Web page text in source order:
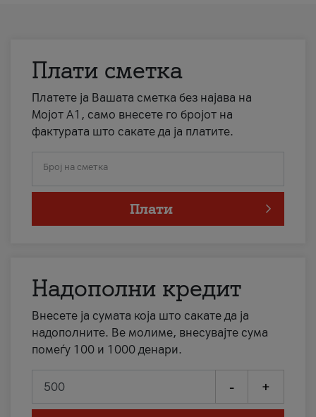
Плати сметка
Платете ја Вашата сметка без најава на
Мојот А1, само внесете го бројот на
фактурата што сакате да ја платите.
Број на сметка
Плати
Надополни кредит
Внесете ја сумата која што сакате да ја
надополните. Ве молиме, внесувајте сума
помеѓу 100 и 1000 денари.
- +